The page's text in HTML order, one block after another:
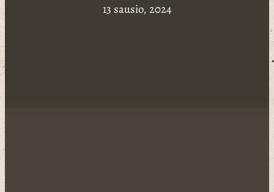
13 sausio, 2024